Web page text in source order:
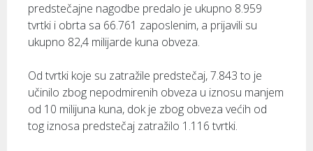
predstečajne nagodbe predalo je ukupno 8.959
tvrtki i obrta sa 66.761 zaposlenim, a prijavili su
ukupno 82,4 milijarde kuna obveza.
Od tvrtki koje su zatražile predstečaj, 7.843 to je
učinilo zbog nepodmirenih obveza u iznosu manjem
od 10 milijuna kuna, dok je zbog obveza većih od
tog iznosa predstečaj zatražilo 1.116 tvrtki.